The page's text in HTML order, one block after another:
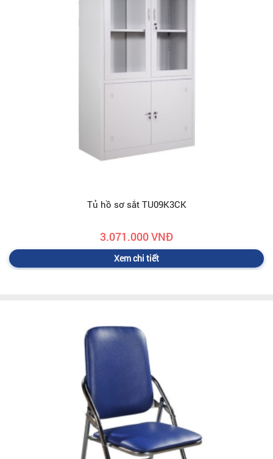
Tủ hồ sơ sắt TU09K3CK
3.071.000 VNĐ
Xem chi tiết